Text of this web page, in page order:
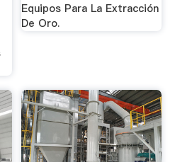
Equipos Para La Extracción
De Oro.